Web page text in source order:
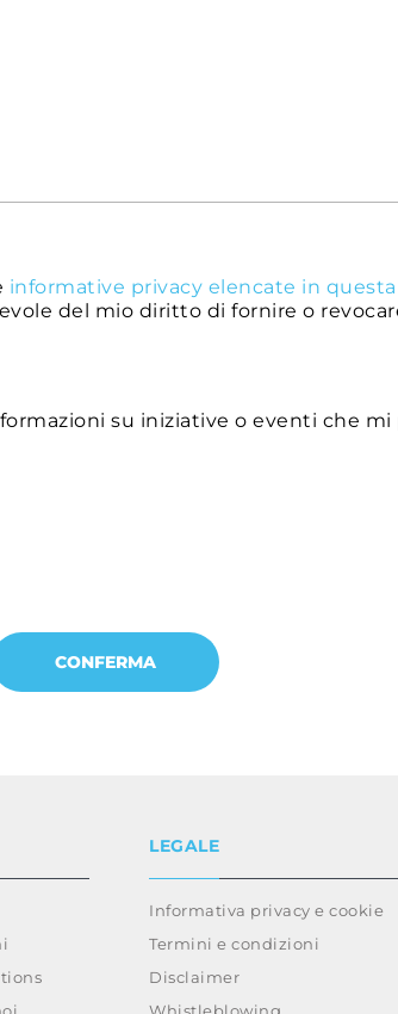
informative privacy elencate in
del mio diritto di fornire o
su iniziative o eventi che
LEGALE
Informativa privacy e cookie
Termini e condizioni
Disclaimer